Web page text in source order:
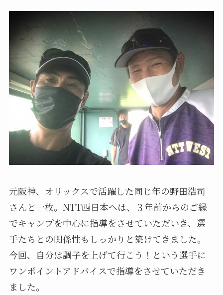
元阪神、オリックスで活躍した同じ年の野田浩司
さんと一枚。NTT西日本へは、３年前からのご縁
でキャンプを中心に指導をさせていただいき、選
手たちとの関係性もしっかりと築けてきました。
今回、自分は調子を上げて行こう！という選手に
ワンポイントアドバイスで指導をさせていただき
ました。